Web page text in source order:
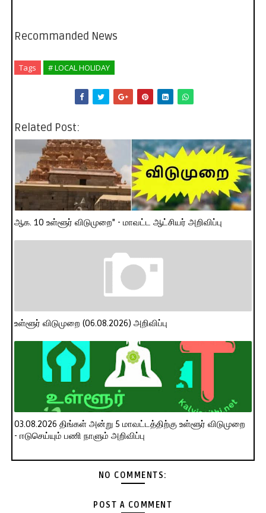
Recommanded News
Tags # LOCAL HOLIDAY
Related Post:
ஆக. 10 உள்ளூர் விடுமுறை" - மாவட்ட ஆட்சியர் அறிவிப்பு
உள்ளூர் விடுமுறை (06.08.2026) அறிவிப்பு
03.08.2026 திங்கள் அன்று 5 மாவட்டத்திற்கு உள்ளூர் விடுமுறை
- ஈடுசெய்யும் பணி நாளும் அறிவிப்பு
NO COMMENTS:
POST A COMMENT